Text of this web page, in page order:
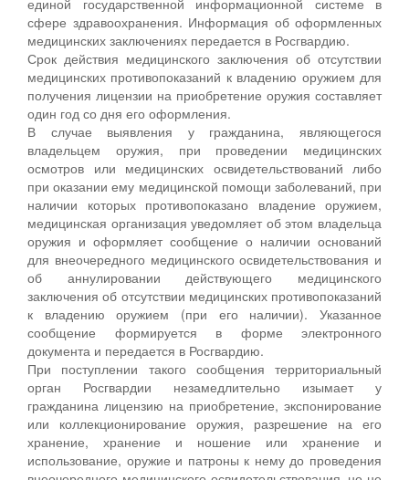
сфере здравоохранения. Информация об оформленных
медицинских заключениях передается в Росгвардию.
Срок действия медицинского заключения об отсутствии
медицинских противопоказаний к владению оружием для
получения лицензии на приобретение оружия составляет
один год со дня его оформления.
В случае выявления у гражданина, являющегося
владельцем оружия, при проведении медицинских
осмотров или медицинских освидетельствований либо
при оказании ему медицинской помощи заболеваний, при
наличии которых противопоказано владение оружием,
медицинская организация уведомляет об этом владельца
оружия и оформляет сообщение о наличии оснований
для внеочередного медицинского освидетельствования и
об аннулировании действующего медицинского
заключения об отсутствии медицинских противопоказаний
к владению оружием (при его наличии). Указанное
сообщение формируется в форме электронного
документа и передается в Росгвардию.
При поступлении такого сообщения территориальный
орган Росгвардии незамедлительно изымает у
гражданина лицензию на приобретение, экспонирование
или коллекционирование оружия, разрешение на его
хранение, хранение и ношение или хранение и
использование, оружие и патроны к нему до проведения